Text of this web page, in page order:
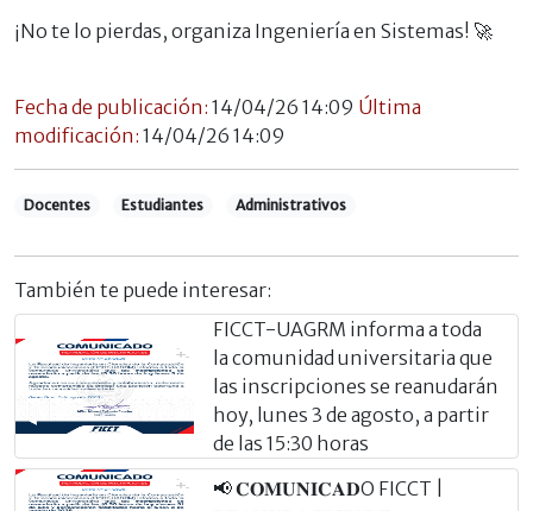
¡No te lo pierdas, organiza Ingeniería en Sistemas! 🚀
Fecha de publicación: 14/04/26 14:09 Última
modificación: 14/04/26 14:09
Docentes Estudiantes Administrativos
También te puede interesar:
FICCT-UAGRM informa a toda
la comunidad universitaria que
las inscripciones se reanudarán
hoy, lunes 3 de agosto, a partir
de las 15:30 horas
📢 𝐂𝐎𝐌𝐔𝐍𝐈𝐂𝐀𝐃O FICCT |